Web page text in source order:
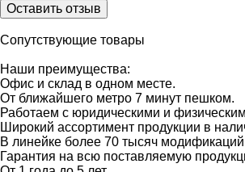
Оставить отзыв
Сопутствующие товары
Наши преимущества:
Офис и склад в одном месте.
От ближайшего метро 7 минут пешком.
Работаем с юридическими и
Широкий ассортимент продукции в
В линейке более 70 тысяч
Гарантия на всю поставляемую